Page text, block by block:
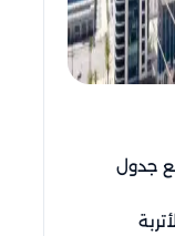
جدول
الأتربة